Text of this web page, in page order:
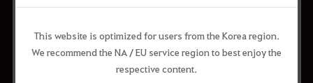
This website is optimized for users from the Korea region.
We recommend the NA / EU service region to best enjoy the
respective content.